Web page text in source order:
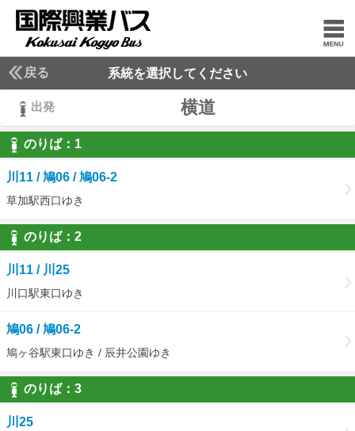
戻る 系統を選択してください
出発 横道
のりば： 1
1
川11 / 鳩06 / 鳩06-2
草加駅西口ゆき
のりば： 2
2
川11 / 川25
川口駅東口ゆき
鳩06 / 鳩06-2
鳩ヶ谷駅東口ゆき / 辰井公園ゆき
のりば： 3
3
川25